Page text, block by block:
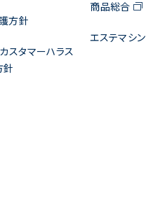
方針
スタマーハラス
針
商品総合
エステマシン